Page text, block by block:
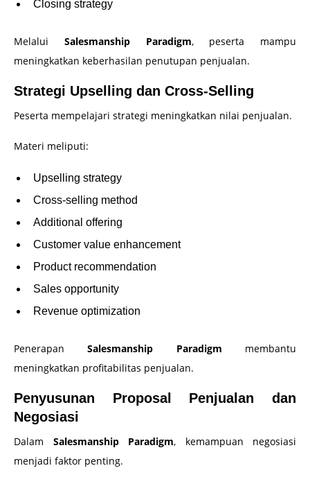
Closing strategy
Melalui Salesmanship Paradigm, peserta mampu
meningkatkan keberhasilan penutupan penjualan.
Strategi Upselling dan Cross-Selling
Peserta mempelajari strategi meningkatkan nilai penjualan.
Materi meliputi:
Upselling strategy
Cross-selling method
Additional offering
Customer value enhancement
Product recommendation
Sales opportunity
Revenue optimization
PenerapanSalesmanship Paradigm membantu
meningkatkan profitabilitas penjualan.
Penyusunan Proposal Penjualan dan
Negosiasi
Dalam Salesmanship Paradigm, kemampuan negosiasi
menjadi faktor penting.